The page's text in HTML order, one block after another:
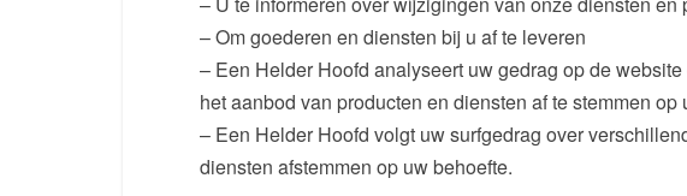
– Om goederen en diensten bij u af te leveren
– Een Helder Hoofd analyseert uw gedrag op de
het aanbod van producten en diensten af te stemmen op
– Een Helder Hoofd volgt uw surfgedrag over
diensten afstemmen op uw behoefte.